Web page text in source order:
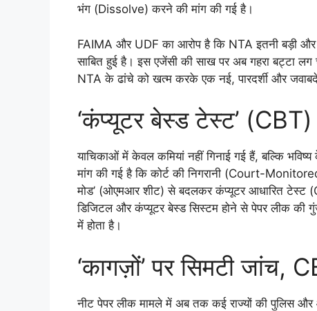
भंग (Dissolve) करने की मांग की गई है।
FAIMA और UDF का आरोप है कि NTA इतनी बड़ी और
साबित हुई है। इस एजेंसी की साख पर अब गहरा बट्टा
NTA के ढांचे को खत्म करके एक नई, पारदर्शी और
‘कंप्यूटर बेस्ड टेस्ट’ (CBT)
याचिकाओं में केवल कमियां नहीं गिनाई गई हैं, बल्कि
मांग की गई है कि कोर्ट की निगरानी (Court-
मोड’ (ओएमआर शीट) से बदलकर कंप्यूटर आधारित टेस्ट
डिजिटल और कंप्यूटर बेस्ड सिस्टम होने से पेपर लीक की
में होता है।
‘कागज़ों’ पर सिमटी जांच,
नीट पेपर लीक मामले में अब तक कई राज्यों की पुलिस